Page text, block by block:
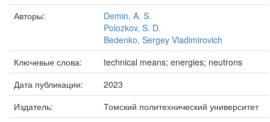
Авторы:
Demin, A. S.
Polozkov, S. D.
Bedenko, Sergey Vladimirovich
Ключевые слова:
technical means; energies; neutrons
Дата публикации:
2023
Издатель:
Томский политехнический университет